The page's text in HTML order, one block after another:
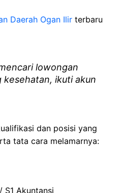
Daerah Ogan Ilir terbaru
lowongan
kesehatan, ikuti akun
dan posisi yang
tata cara melamarnya:
S1 Akuntansi